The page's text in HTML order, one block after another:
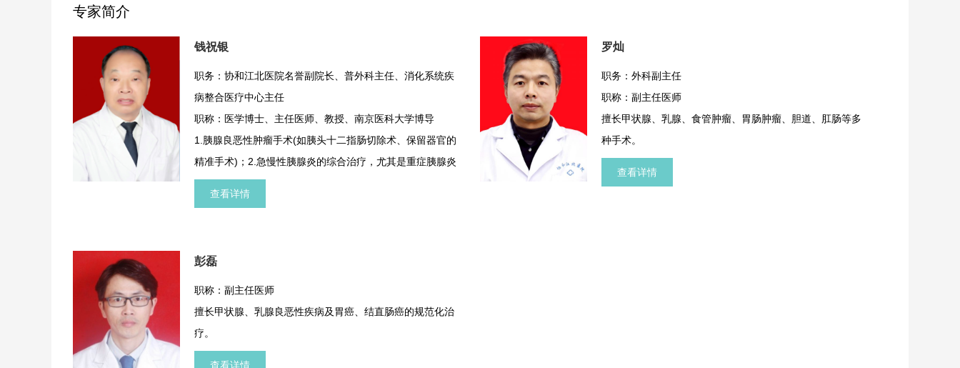
专家简介
钱祝银
职务：协和江北医院名誉副院长、普外科主任、消化系统疾
病整合医疗中心主任
职称：医学博士、主任医师、教授、南京医科大学博导
1.胰腺良恶性肿瘤手术(如胰头十二指肠切除术、保留器官的
精准手术)；2.急慢性胰腺炎的综合治疗，尤其是重症胰腺炎
的外科干预；3.中晚期胰腺癌的冷热复合消融治疗；4.肝门
查看详情
罗灿
职务：外科副主任
职称：副主任医师
擅长甲状腺、乳腺、食管肿瘤、胃肠肿瘤、胆道、肛肠等多
种手术。
查看详情
彭磊
职称：副主任医师
擅长甲状腺、乳腺良恶性疾病及胃癌、结直肠癌的规范化治
疗。
查看详情